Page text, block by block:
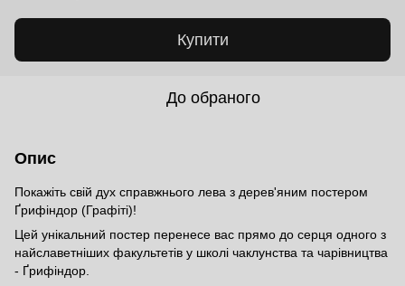
Купити
До обраного
Опис
Покажіть свій дух справжнього лева з дерев'яним постером
Ґрифіндор (Графіті)!
Цей унікальний постер перенесе вас прямо до серця одного з
найславетніших факультетів у школі чаклунства та чарівництва
- Ґрифіндор.